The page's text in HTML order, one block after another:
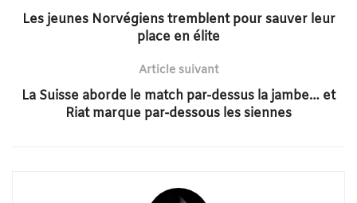
Les jeunes Norvégiens tremblent pour sauver leur
place en élite
Article suivant
La Suisse aborde le match par-dessus la jambe… et
Riat marque par-dessous les siennes